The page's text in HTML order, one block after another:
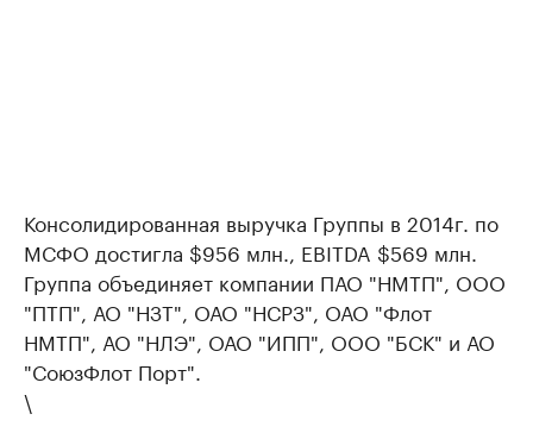
Консолидированная выручка Группы в 2014г. по
МСФО достигла $956 млн., EBITDA $569 млн.
Группа объединяет компании ПАО "НМТП", ООО
"ПТП", АО "НЗТ", ОАО "НСРЗ", ОАО "Флот
НМТП", АО "НЛЭ", ОАО "ИПП", ООО "БСК" и АО
"СоюзФлот Порт".
\